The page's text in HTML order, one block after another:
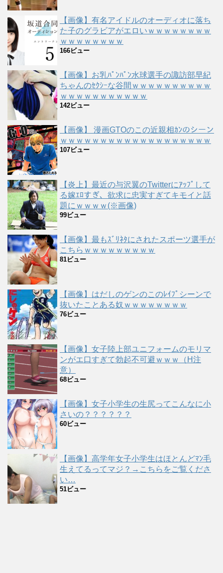
【画像】有名アイドルのオーディオに落ち
た子のグラビアがエロいｗｗｗｗｗｗｗｗ
ｗｗｗｗｗｗｗｗ
166ビュー
【画像】お乳ﾊﾟﾝﾊﾟﾝ水球選手の諏訪部早紀
ちゃんのｾｸｼｰな谷間ｗｗｗｗｗｗｗｗｗｗ
ｗｗｗｗｗｗｗｗｗｗｗ
142ビュー
【画像】 漫画GTOのこの近親相ｶﾝのシーン
ｗｗｗｗｗｗｗｗｗｗｗｗｗｗｗｗｗｗｗ
107ビュー
【炎上】最近の与沢翼のTwitterにｱｯﾌﾟして
る嫁ｴﾛすぎ、欲求に忠実すぎてキモイと話
題にｗｗｗｗ(※画像)
99ビュー
【画像】最もｽﾞﾘﾈﾀにされたスポーツ選手が
こちらｗｗｗｗｗｗｗｗｗ
81ビュー
【画像】はだしのゲンのこのﾚｲﾌﾟシーンで
抜いたことある奴ｗｗｗｗｗｗｗｗ
76ビュー
【画像】女子陸上部ユニフォームのモリマ
ンがエ口すぎて勃起不可避ｗｗｗ（H注
意）
68ビュー
【画像】女子小学生の生尻ってこんなに小
さいの？？？？？？
60ビュー
【画像】高学年女子小学生はほとんどﾏﾝ毛
生えてるってマジ？→こちらをご覧くださ
い…
51ビュー